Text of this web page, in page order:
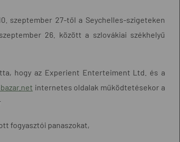
szeptember 27-től a Seychelles-szigeteken
26. között a szlovákiai székhelyű
hogy az Experient Enterteiment Ltd. és a
internetes oldalak működtetésekor a
fogyasztói panaszokat,